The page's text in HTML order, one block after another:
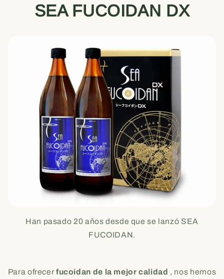
SEA FUCOIDAN DX
Han pasado 20 años desde que se lanzó SEA
FUCOIDAN.
Para ofrecer fucoidan de la mejor calidad , nos hemos